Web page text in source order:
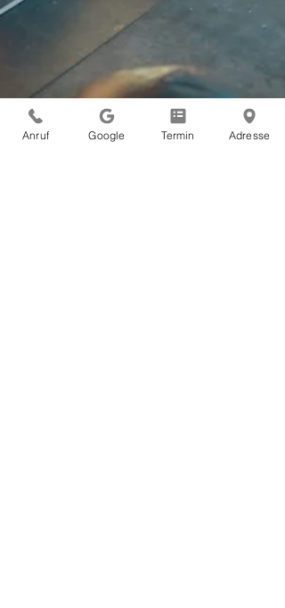
Anruf Google Termin Adresse